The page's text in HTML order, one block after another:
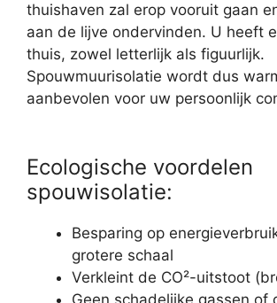
thuishaven zal erop vooruit gaan
aan de lijve ondervinden. U heeft
thuis, zowel letterlijk als figuurlijk.
Spouwmuurisolatie wordt dus
aanbevolen voor uw persoonlijk
Ecologische voordelen
spouwisolatie:
Besparing op
grotere schaal
Verkleint de CO²-uitstoot
Geen schadelijke gassen of